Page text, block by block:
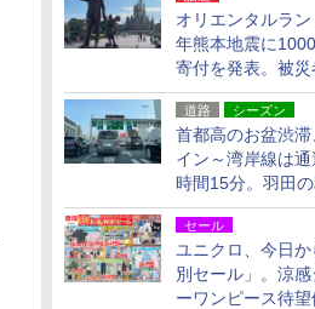
オリエンタルラ
年熊本地震に
寄付を発表。被災
活動・復旧支援
道路 シーズン
首都高のお盆渋滞
イン～湾岸線は
時間15分。羽田
「空港西出口」
セール
ユニクロ、今日
別セール」。涼
ーワンピース待望